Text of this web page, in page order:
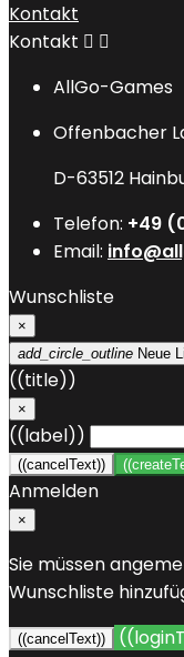
Kontakt
Kontakt  
AllGo-Games
Offenbacher
D-63512
Telefon: +49
Email:
Wunschliste
×
add_circle_outline Neue
((title))
×
((label))
((cancelText))
Anmelden
×
Sie müssen
Wunschliste
((cancelText))